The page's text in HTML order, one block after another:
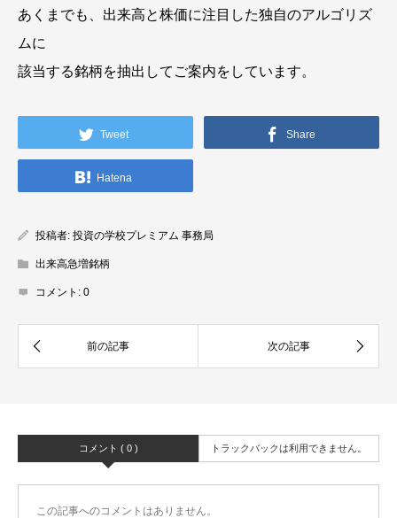
あくまでも、出来高と株価に注目した独自のアルゴリズ
ムに
該当する銘柄を抽出してご案内をしています。
Tweet Share
Hatena
投稿者: 投資の学校プレミアム 事務局
出来高急増銘柄
コメント: 0
コメント ( 0 ) トラックバックは利用できません。
この記事へのコメントはありません。